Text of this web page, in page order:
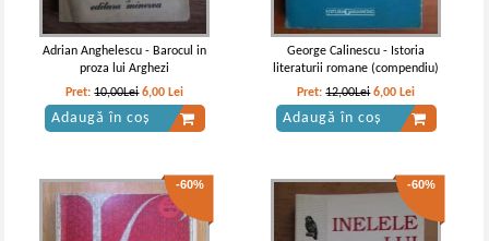
Adrian Anghelescu - Barocul in
proza lui Arghezi
Pret:10,00Lei 6,00 Lei
Adaugă în coș
George Calinescu - Istoria
literaturii romane (compendiu)
Pret:12,00Lei 6,00 Lei
Adaugă în coș
-60% -60%